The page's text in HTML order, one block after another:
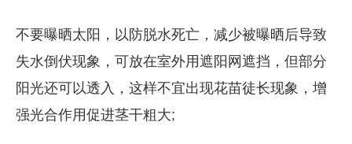
不要曝晒太阳，以防脱水死亡，减少被曝晒后导致
失水倒伏现象，可放在室外用遮阳网遮挡，但部分
阳光还可以透入，这样不宜出现花苗徒长现象，增
强光合作用促进茎干粗大;